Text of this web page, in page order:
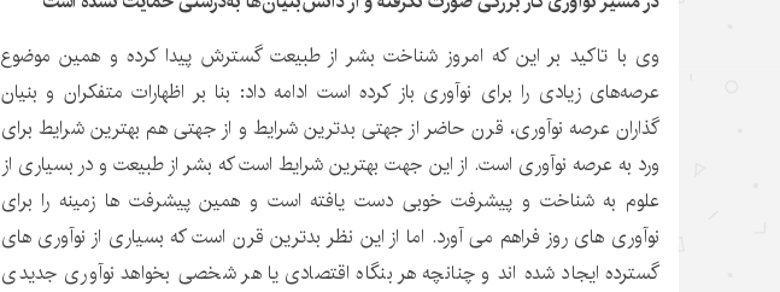
وی با تاکید بر این که امروز شناخت بشر از طبیعت گسترش پیدا کرده و همین موضوع
عرصه‌های زیادی را برای نوآوری باز کرده است ادامه داد: بنا بر اظهارات متفکران و بنیان
گذاران عرصه نوآوری، قرن حاضر از جهتی بدترین شرایط و از جهتی هم بهترین شرایط برای
ورد به عرصه نوآوری است. از این جهت بهترین شرایط است که بشر از طبیعت و در بسیاری از
علوم به شناخت و پیشرفت خوبی دست یافته است و همین پیشرفت ها زمینه را برای
نوآوری های روز فراهم می آورد. اما از این نظر بدترین قرن است که بسیاری از نوآوری های
گسترده ایجاد شده اند و چنانچه هر بنگاه اقتصادی یا هر شخصی بخواهد نوآوری جدیدی